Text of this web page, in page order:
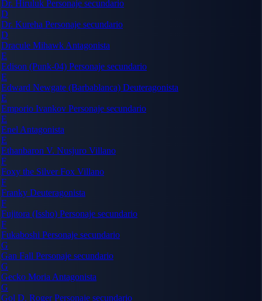
Dr. Hiruluk Personaje secundario
D
Dr. Kureha Personaje secundario
D
Dracule Mihawk Antagonista
E
Edison (Punk-04) Personaje secundario
E
Edward Newgate (Barbablanca) Deuteragonista
E
Emporio Ivankov Personaje secundario
E
Enel Antagonista
E
Ethanbaron V. Nusjuro Villano
F
Foxy the Silver Fox Villano
F
Franky Deuteragonista
F
Fujitora (Issho) Personaje secundario
F
Fukaboshi Personaje secundario
G
Gan Fall Personaje secundario
G
Gecko Moria Antagonista
G
Gol D. RogerPersonaje secundario